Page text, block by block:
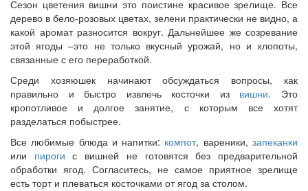
Сезон цветения вишни это поистине красивое зрелище. Все
дерево в бело-розовых цветах, зелени практически не видно, а
какой аромат разносится вокруг. Дальнейшее же созревание
этой ягоды –это не только вкусный урожай, но и хлопоты,
связанные с его переработкой.
Среди хозяюшек начинают обсуждаться вопросы, как
правильно и быстро извлечь косточки из вишни. Это
кропотливое и долгое занятие, с которым все хотят
разделаться побыстрее.
Все любимые блюда и напитки: компот, вареники,запеканки
или пироги с вишней не готовятся без предварительной
обработки ягод. Согласитесь, не самое приятное зрелище
есть торт и плеваться косточками от ягод за столом.